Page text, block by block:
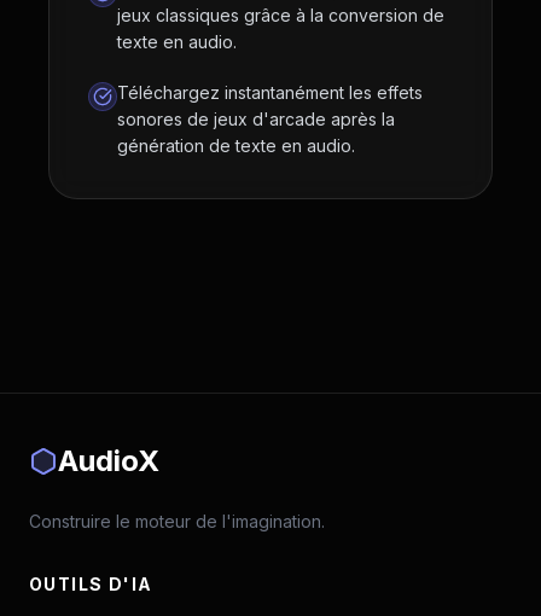
jeux classiques grâce à la conversion de
texte en audio.
Téléchargez instantanément les effets
sonores de jeux d'arcade après la
génération de texte en audio.
AudioX
Construire le moteur de l'imagination.
OUTILS D'IA